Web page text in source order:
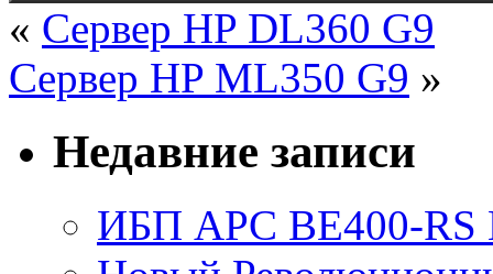
« Сервер HP DL360 G9
Сервер HP ML350 G9 »
Недавние записи
ИБП APC BE400-RS